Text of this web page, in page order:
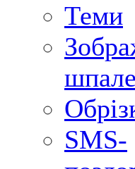
Теми
SMS-